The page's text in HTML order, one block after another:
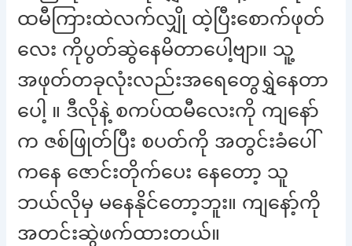
ထမီကြားထဲလက်လျှို ထဲ့ပြီးစောက်ဖုတ်
လေး ကိုပွတ်ဆွဲနေမိတာပေါ့ဗျာ။ သူ့
အဖုတ်တခုလုံးလည်းအရေတွေရွှဲနေတာ
ပေါ့ ။ ဒီလိုနဲ့ စကပ်ထမီလေးကို ကျနော်
က ဇစ်ဖြုတ်ပြီး စပတ်ကို အတွင်းခံပေါ်
ကနေ ဇောင်းတိုက်ပေး နေတော့ သူ
ဘယ်လိုမှ မနေနိုင်တော့ဘူး။ ကျနော့်ကို
အတင်းဆွဲဖက်ထားတယ်။